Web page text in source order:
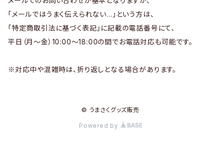
「メールではうまく伝えられない…」という方は、
「特定商取引法に基づく表記」に記載の電話番号にて、
平日（月〜金）10:00〜18:00の間でお電話対応も可能です。
※対応中や混雑時は、折り返しとなる場合があります。
© うまさくグッズ販売
Powered by